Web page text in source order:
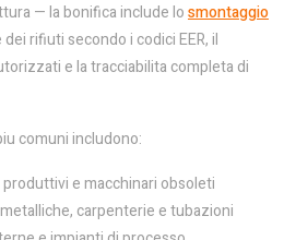
— la bonifica include losmontaggio
rifiuti secondo i codici EER, il
e la tracciabilita completa di
comuni includono:
e macchinari obsoleti
carpenterie e tubazioni